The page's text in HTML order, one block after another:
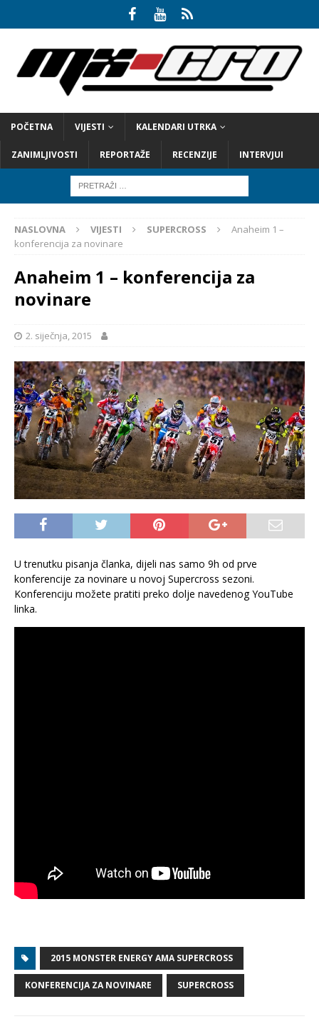
POČETNA VIJESTI KALENDARI UTRKA
ZANIMLJIVOSTI REPORTAŽE RECENZIJE INTERVJUI
NASLOVNA VIJESTI SUPERCROSS
Anaheim 1 –
konferencija za novinare
Anaheim 1 – konferencija za
novinare
2. siječnja, 2015
U trenutku pisanja članka, dijeli nas samo 9h od prve
konferencije za novinare u novoj Supercross sezoni.
Konferenciju možete pratiti preko dolje navedenog YouTube
linka.
2015 MONSTER ENERGY AMA SUPERCROSS
KONFERENCIJA ZA NOVINARE SUPERCROSS